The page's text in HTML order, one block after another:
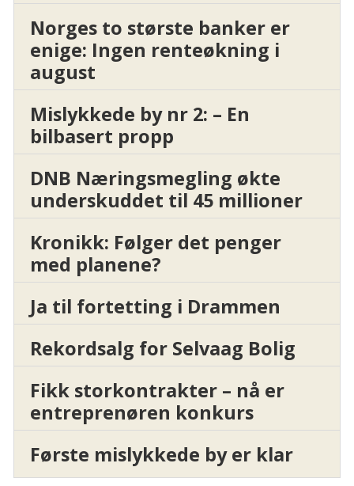
Norges to største banker er
enige: Ingen renteøkning i
august
Mislykkede by nr 2: – En
bilbasert propp
DNB Næringsmegling økte
underskuddet til 45 millioner
Kronikk: Følger det penger
med planene?
Ja til fortetting i Drammen
Rekordsalg for Selvaag Bolig
Fikk storkontrakter – nå er
entreprenøren konkurs
Første mislykkede by er klar